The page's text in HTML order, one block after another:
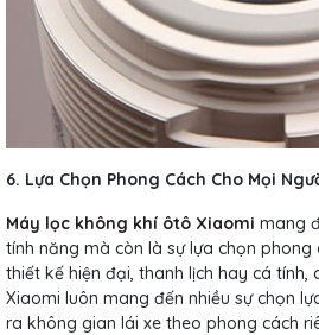
6. Lựa Chọn Phong Cách Cho Mọi
Máy lọc không khí ôtô Xiaomi mang
tính năng mà còn là sự lựa chọn phong
thiết kế hiện đại, thanh lịch hay cá tính,
Xiaomi luôn mang đến nhiều sự chọn
ra không gian lái xe theo phong cách